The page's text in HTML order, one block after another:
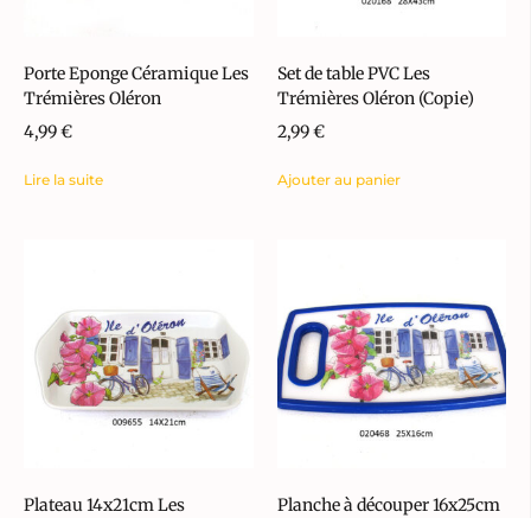
Porte Eponge Céramique Les
Trémières Oléron
4,99€
Lire la suite
Set de table PVC Les
Trémières Oléron (Copie)
2,99€
Ajouter au panier
Plateau 14x21cm Les
Planche à découper 16x25cm